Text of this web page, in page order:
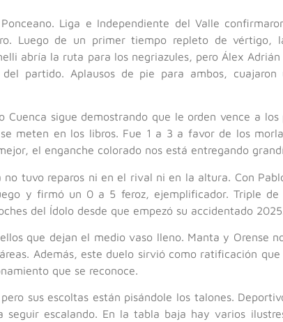
Liga e Independiente del Valle
Luego de un primer tiempo repleto de vértigo,
abría la ruta para los negriazules, pero Álex
partido. Aplausos de pie para ambos,
sigue demostrando que le orden vence a
meten en los libros. Fue 1 a 3 a favor de los
el enganche colorado nos está entregando
no tuvo reparos ni en el rival ni en la altura. Con
y firmó un 0 a 5 feroz, ejemplificador. Triple de
del Ídolo desde que empezó su accidentado 2025.
que dejan el medio vaso lleno. Manta y Orense
Además, este duelo sirvió como ratificación
que se reconoce.
sus escoltas están pisándole los talones.
escalando. En la tabla baja hay varios